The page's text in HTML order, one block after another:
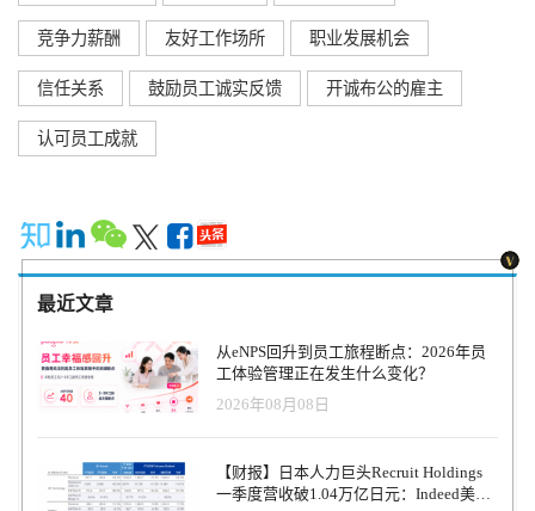
竞争力薪酬 友好工作场所 职业发展机会
信任关系 鼓励员工诚实反馈 开诚布公的雇主
认可员工成就
最近文章
从eNPS回升到员工旅程断点：2026年员
工体验管理正在发生什么变化？
2026年08月08日
【财报】日本人力巨头Recruit Holdings
一季度营收破1.04万亿日元：Indeed美国